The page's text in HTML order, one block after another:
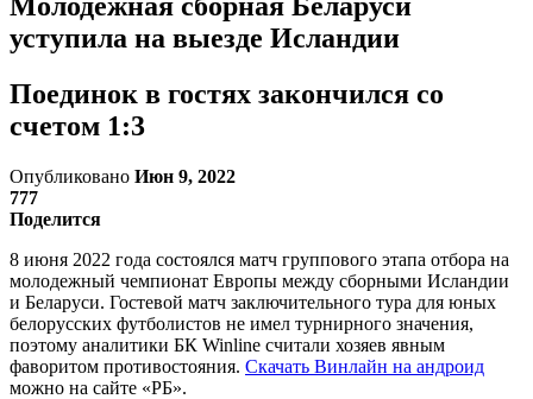
уступила на выезде Исландии
Поединок в гостях закончился со
счетом 1:3
Опубликовано Июн 9, 2022
777
Поделится
8 июня 2022 года состоялся матч группового этапа отбора на
молодежный чемпионат Европы между сборными Исландии
и Беларуси. Гостевой матч заключительного тура для юных
белорусских футболистов не имел турнирного значения,
поэтому аналитики БК Winline считали хозяев явным
фаворитом противостояния. Скачать Винлайн на андроид
можно на сайте «РБ».